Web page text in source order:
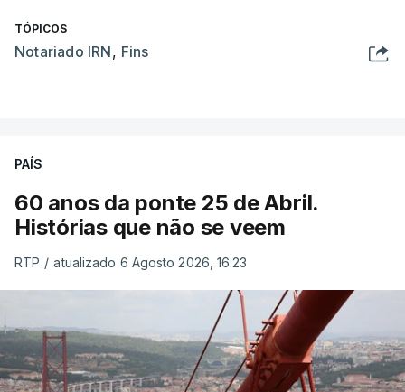
TÓPICOS
Notariado IRN, Fins
PAÍS
60 anos da ponte 25 de Abril.
Histórias que não se veem
RTP / atualizado 6 Agosto 2026, 16:23